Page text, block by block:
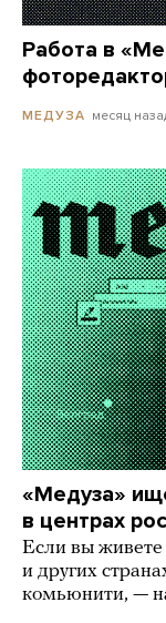
Работа в
МЕДУЗА месяц
«Медуза»
в центрах
Если вы
и других
комьюнити, —